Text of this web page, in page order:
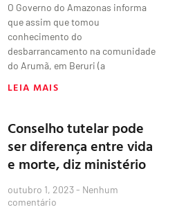
O Governo do Amazonas informa
que assim que tomou
conhecimento do
desbarrancamento na comunidade
do Arumã, em Beruri (a
LEIA MAIS
Conselho tutelar pode
ser diferença entre vida
e morte, diz ministério
outubro 1, 2023 Nenhum
comentário